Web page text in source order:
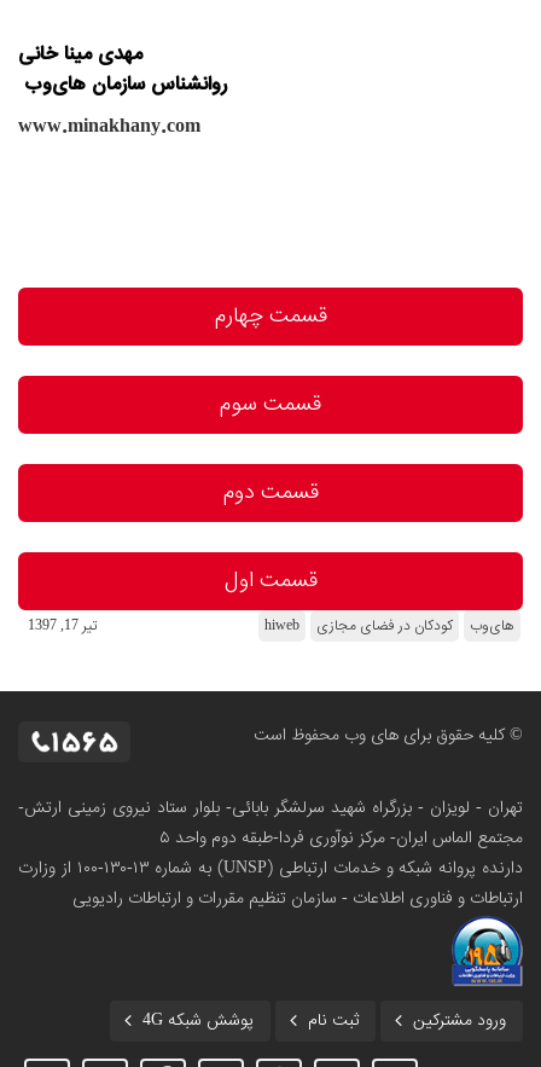
مهدی مینا خانی
روانشناس سازمان های‌وب
www.minakhany.com
قسمت چهارم
قسمت سوم
قسمت دوم
قسمت اول
های‌وب کودکان در فضای مجازی hiweb تير 17, 1397
© کلیه حقوق برای های وب محفوظ است
تهران - لویزان - بزرگراه شهید سرلشگر بابائی- بلوار ستاد نیروی زمینی ارتش-
مجتمع الماس ایران- مرکز نوآوری فردا-طبقه دوم واحد ۵
دارنده پروانه شبکه و خدمات ارتباطی (UNSP) به شماره ۱۳-۱۳۰-۱۰۰
از وزارت
ارتباطات و فناوری اطلاعات - سازمان تنظیم مقررات و ارتباطات رادیویی
ورود مشترکین ثبت نام پوشش شبکه 4G